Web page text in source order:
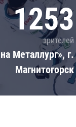
1253
зрителей
Металлург», г.
Магнитогорск